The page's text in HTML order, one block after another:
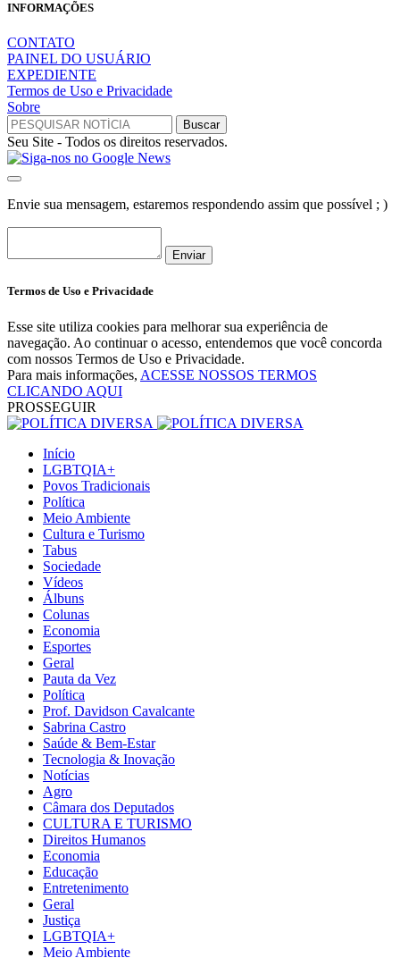
INFORMAÇÕES
CONTATO
PAINEL DO USUÁRIO
EXPEDIENTE
Termos de Uso e Privacidade
Sobre
Seu Site - Todos os direitos reservados.
Envie sua mensagem, estaremos respondendo assim que possível ; )
Enviar
Termos de Uso e Privacidade
Esse site utiliza cookies para melhorar sua experiência de
navegação. Ao continuar o acesso, entendemos que você concorda
com nossos Termos de Uso e Privacidade.
Para mais informações, ACESSE NOSSOS TERMOS
CLICANDO AQUI
PROSSEGUIR
Início
LGBTQIA+
Povos Tradicionais
Política
Meio Ambiente
Cultura e Turismo
Tabus
Sociedade
Vídeos
Álbuns
Colunas
Economia
Esportes
Geral
Pauta da Vez
Política
Prof. Davidson Cavalcante
Sabrina Castro
Saúde & Bem-Estar
Tecnologia & Inovação
Notícias
Agro
Câmara dos Deputados
CULTURA E TURISMO
Direitos Humanos
Economia
Educação
Entretenimento
Geral
Justiça
LGBTQIA+
Meio Ambiente